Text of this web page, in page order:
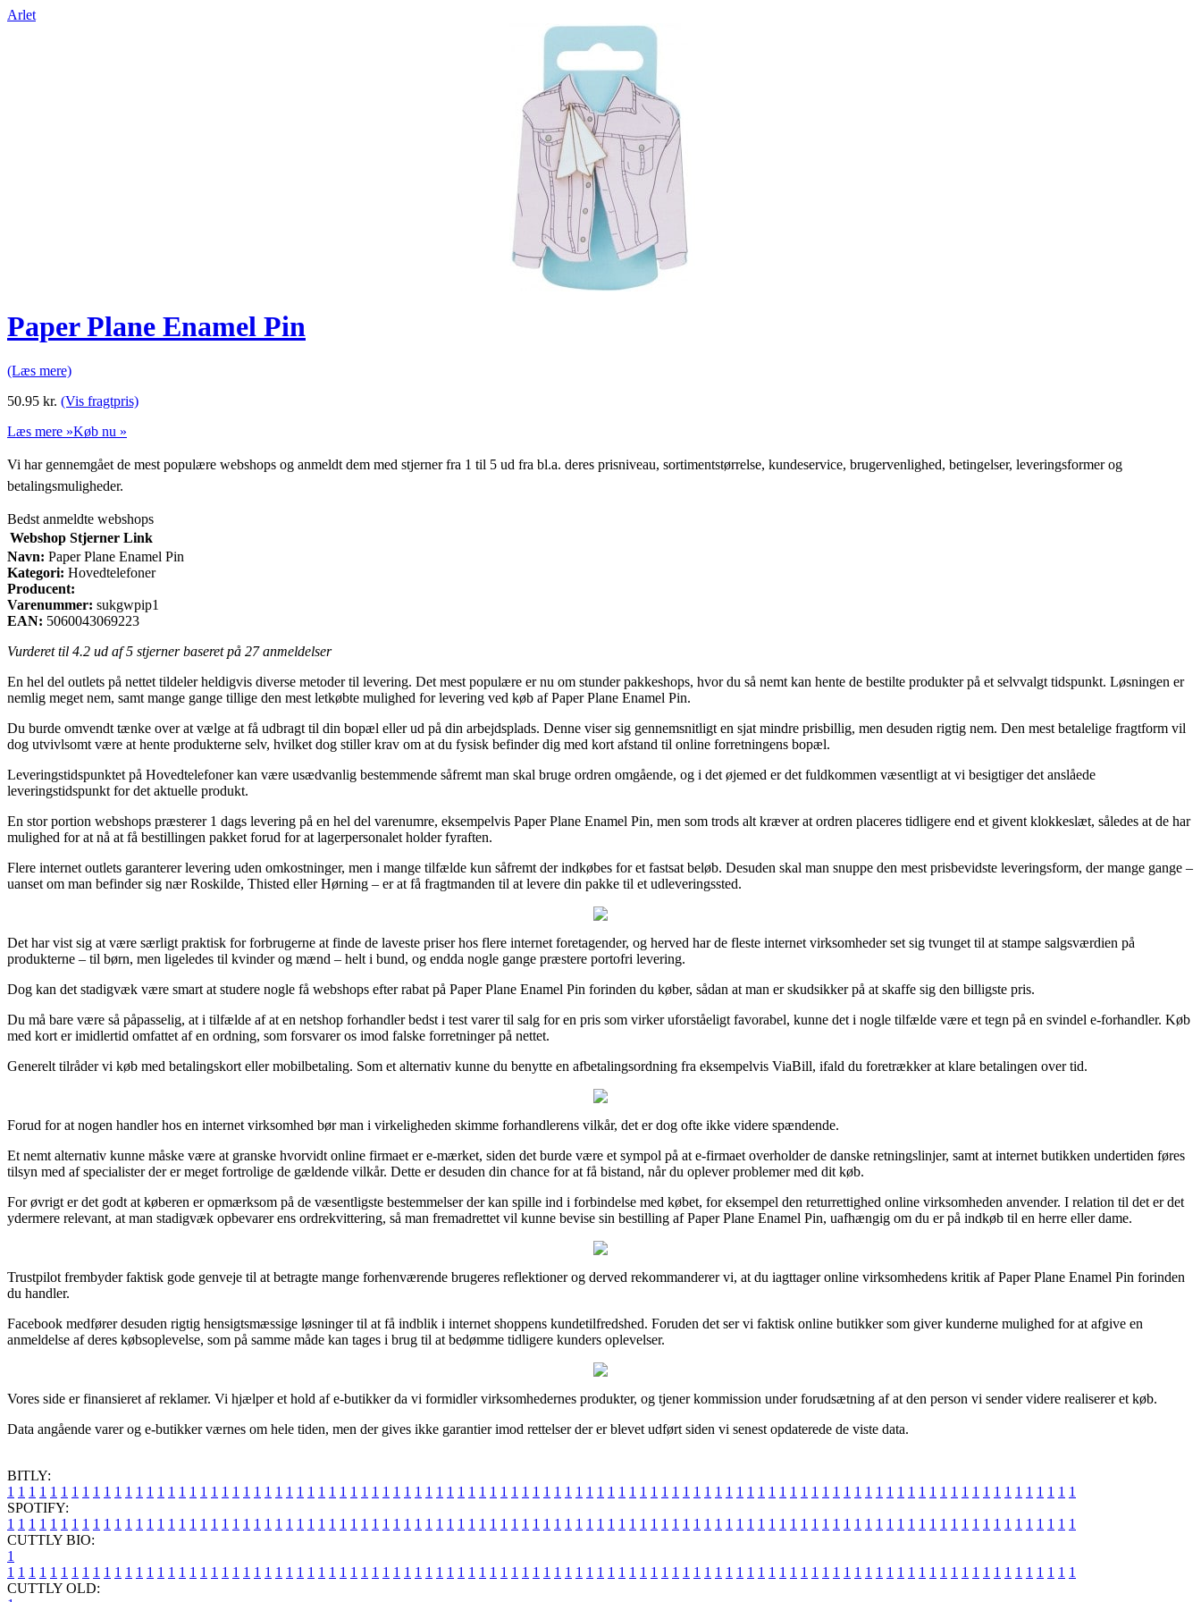
Arlet
Paper Plane Enamel Pin
(Læs mere)
50.95 kr. (Vis fragtpris)
Læs mere »Køb nu »
Vi har gennemgået de mest populære webshops og anmeldt dem med stjerner fra 1 til 5 ud fra bl.a. deres prisniveau, sortimentstørrelse, kundeservice, brugervenlighed, betingelser, leveringsformer og
betalingsmuligheder.
Bedst anmeldte webshops
Webshop Stjerner Link
Navn: Paper Plane Enamel Pin
Kategori: Hovedtelefoner
Producent:
Varenummer: sukgwpip1
EAN: 5060043069223
Vurderet til 4.2 ud af 5 stjerner baseret på 27anmeldelser
En hel del outlets på nettet tildeler heldigvis diverse metoder til levering. Det mest populære er nu om stunder pakkeshops, hvor du så nemt kan hente de bestilte produkter på et selvvalgt tidspunkt. Løsningen er
nemlig meget nem, samt mange gange tillige den mest letkøbte mulighed for levering ved køb af Paper Plane Enamel Pin.
Du burde omvendt tænke over at vælge at få udbragt til din bopæl eller ud på din arbejdsplads. Denne viser sig gennemsnitligt en sjat mindre prisbillig, men desuden rigtig nem. Den mest betalelige fragtform vil
dog utvivlsomt være at hente produkterne selv, hvilket dog stiller krav om at du fysisk befinder dig med kort afstand til online forretningens bopæl.
Leveringstidspunktet på Hovedtelefoner kan være usædvanlig bestemmende såfremt man skal bruge ordren omgående, og i det øjemed er det fuldkommen væsentligt at vi besigtiger det anslåede
leveringstidspunkt for det aktuelle produkt.
En stor portion webshops præsterer 1 dags levering på en hel del varenumre, eksempelvis Paper Plane Enamel Pin, men som trods alt kræver at ordren placeres tidligere end et givent klokkeslæt, således at de har
mulighed for at nå at få bestillingen pakket forud for at lagerpersonalet holder fyraften.
Flere internet outlets garanterer levering uden omkostninger, men i mange tilfælde kun såfremt der indkøbes for et fastsat beløb. Desuden skal man snuppe den mest prisbevidste leveringsform, der mange gange –
uanset om man befinder sig nær Roskilde, Thisted eller Hørning – er at få fragtmanden til at levere din pakke til et udleveringssted.
Det har vist sig at være særligt praktisk for forbrugerne at finde de laveste priser hos flere internet foretagender, og herved har de fleste internet virksomheder set sig tvunget til at stampe salgsværdien på
produkterne – til børn, men ligeledes til kvinder og mænd – helt i bund, og endda nogle gange præstere portofri levering.
Dog kan det stadigvæk være smart at studere nogle få webshops efter rabat på Paper Plane Enamel Pin forinden du køber, sådan at man er skudsikker på at skaffe sig den billigste pris.
Du må bare være så påpasselig, at i tilfælde af at en netshop forhandler bedst i test varer til salg for en pris som virker uforståeligt favorabel, kunne det i nogle tilfælde være et tegn på en svindel e-forhandler. Køb
med kort er imidlertid omfattet af en ordning, som forsvarer os imod falske forretninger på nettet.
Generelt tilråder vi køb med betalingskort eller mobilbetaling. Som et alternativ kunne du benytte en afbetalingsordning fra eksempelvis ViaBill, ifald du foretrækker at klare betalingen over tid.
Forud for at nogen handler hos en internet virksomhed bør man i virkeligheden skimme forhandlerens vilkår, det er dog ofte ikke videre spændende.
Et nemt alternativ kunne måske være at granske hvorvidt online firmaet er e-mærket, siden det burde være et sympol på at e-firmaet overholder de danske retningslinjer, samt at internet butikken undertiden føres
tilsyn med af specialister der er meget fortrolige de gældende vilkår. Dette er desuden din chance for at få bistand, når du oplever problemer med dit køb.
For øvrigt er det godt at køberen er opmærksom på de væsentligste bestemmelser der kan spille ind i forbindelse med købet, for eksempel den returrettighed online virksomheden anvender. I relation til det er det
ydermere relevant, at man stadigvæk opbevarer ens ordrekvittering, så man fremadrettet vil kunne bevise sin bestilling af Paper Plane Enamel Pin, uafhængig om du er på indkøb til en herre eller dame.
Trustpilot frembyder faktisk gode genveje til at betragte mange forhenværende brugeres reflektioner og derved rekommanderer vi, at du iagttager online virksomhedens kritik af Paper Plane Enamel Pin forinden
du handler.
Facebook medfører desuden rigtig hensigtsmæssige løsninger til at få indblik i internet shoppens kundetilfredshed. Foruden det ser vi faktisk online butikker som giver kunderne mulighed for at afgive en
anmeldelse af deres købsoplevelse, som på samme måde kan tages i brug til at bedømme tidligere kunders oplevelser.
Vores side er finansieret af reklamer. Vi hjælper et hold af e-butikker da vi formidler virksomhedernes produkter, og tjener kommission under forudsætning af at den person vi sender videre realiserer et køb.
Data angående varer og e-butikker værnes om hele tiden, men der gives ikke garantier imod rettelser der er blevet udført siden vi senest opdaterede de viste data.
BITLY:
1 1 1 1 1 1 1 1 1 1 1 1 1 1 1 1 1 1 1 1 1 1 1 1 1 1 1 1 1 1 1 1 1 1 1 1 1 1 1 1 1 1 1 1 1 1 1 1 1 1 1 1 1 1 1 1 1 1 1 1 1 1 1 1 1 1 1 1 1 1 1 1 1 1 1 1 1 1 1 1 1 1 1 1 1 1 1 1 1 1 1 1 1 1 1 1 1 1 1 1
SPOTIFY:
1 1 1 1 1 1 1 1 1 1 1 1 1 1 1 1 1 1 1 1 1 1 1 1 1 1 1 1 1 1 1 1 1 1 1 1 1 1 1 1 1 1 1 1 1 1 1 1 1 1 1 1 1 1 1 1 1 1 1 1 1 1 1 1 1 1 1 1 1 1 1 1 1 1 1 1 1 1 1 1 1 1 1 1 1 1 1 1 1 1 1 1 1 1 1 1 1 1 1 1
CUTTLY BIO:
1
1 1 1 1 1 1 1 1 1 1 1 1 1 1 1 1 1 1 1 1 1 1 1 1 1 1 1 1 1 1 1 1 1 1 1 1 1 1 1 1 1 1 1 1 1 1 1 1 1 1 1 1 1 1 1 1 1 1 1 1 1 1 1 1 1 1 1 1 1 1 1 1 1 1 1 1 1 1 1 1 1 1 1 1 1 1 1 1 1 1 1 1 1 1 1 1 1 1 1 1
CUTTLY OLD: